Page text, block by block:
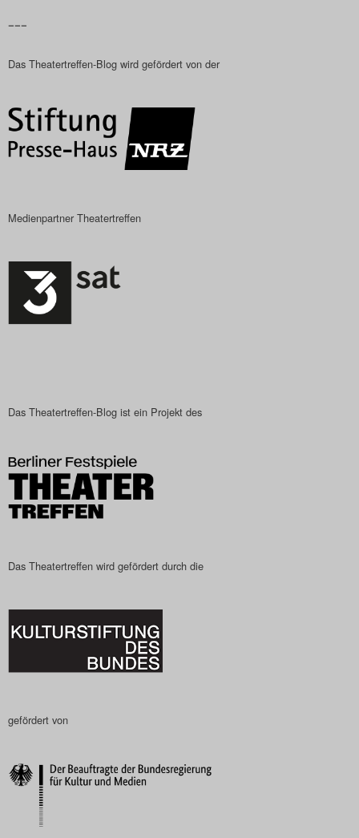
–––
Das Theatertreffen-Blog wird gefördert von der
Medienpartner Theatertreffen
Das Theatertreffen-Blog ist ein Projekt des
Das Theatertreffen wird gefördert durch die
gefördert von